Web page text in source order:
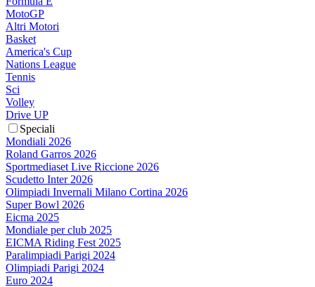
MotoGP
Altri Motori
Basket
America's Cup
Nations League
Tennis
Sci
Volley
Drive UP
Speciali
Mondiali 2026
Roland Garros 2026
Sportmediaset Live Riccione 2026
Scudetto Inter 2026
Olimpiadi Invernali Milano Cortina 2026
Super Bowl 2026
Eicma 2025
Mondiale per club 2025
EICMA Riding Fest 2025
Paralimpiadi Parigi 2024
Olimpiadi Parigi 2024
Euro 2024